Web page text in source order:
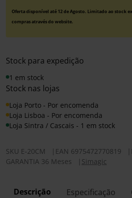
Oferta disponível até 12 de Agosto. Limitado ao stock
compras através do website.
Stock para expedição
1 em stock
Stock nas lojas
Loja Porto - Por encomenda
Loja Lisboa - Por encomenda
Loja Sintra / Cascais - 1 em stock
SKU E-20CM EAN 6975472770819
GARANTIA 36 Meses
Simagic
Descrição Especificação